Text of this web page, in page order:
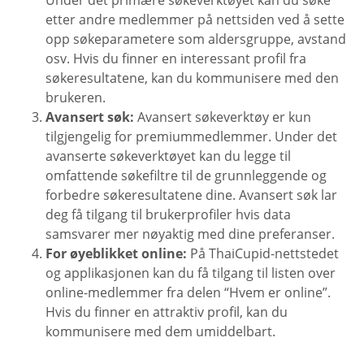
etter andre medlemmer på nettsiden ved å sette
opp søkeparametere som aldersgruppe, avstand
osv. Hvis du finner en interessant profil fra
søkeresultatene, kan du kommunisere med den
brukeren.
Avansert søk: Avansert søkeverktøy er kun
tilgjengelig for premiummedlemmer. Under det
avanserte søkeverktøyet kan du legge til
omfattende søkefiltre til de grunnleggende og
forbedre søkeresultatene dine. Avansert søk lar
deg få tilgang til brukerprofiler hvis data
samsvarer mer nøyaktig med dine preferanser.
For øyeblikket online: På ThaiCupid-nettstedet
og applikasjonen kan du få tilgang til listen over
online-medlemmer fra delen “Hvem er online”.
Hvis du finner en attraktiv profil, kan du
kommunisere med dem umiddelbart.